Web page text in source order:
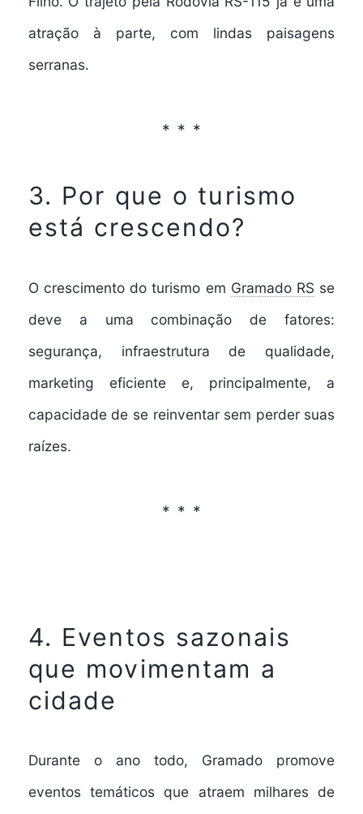
atração à parte, com lindas paisagens
serranas.
3. Por que o turismo
está crescendo?
O crescimento do turismo em Gramado RS se
deve a uma combinação de fatores:
segurança, infraestrutura de qualidade,
marketing eficiente e, principalmente, a
capacidade de se reinventar sem perder suas
raízes.
4. Eventos sazonais
que movimentam a
cidade
Durante o ano todo, Gramado promove
eventos temáticos que atraem milhares de